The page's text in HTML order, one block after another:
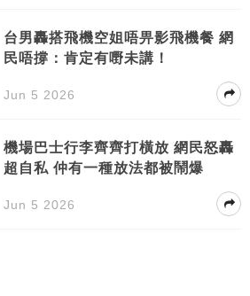
台男轟搭飛機空姐唔畀影飛機餐 網
民唔撐：肯定有嘢未講！
Jun 5 2026
機場巴士行李齊齊打橫放 網民怒轟
超自私 仲有一種放法都被鬧爆
Jun 5 2026